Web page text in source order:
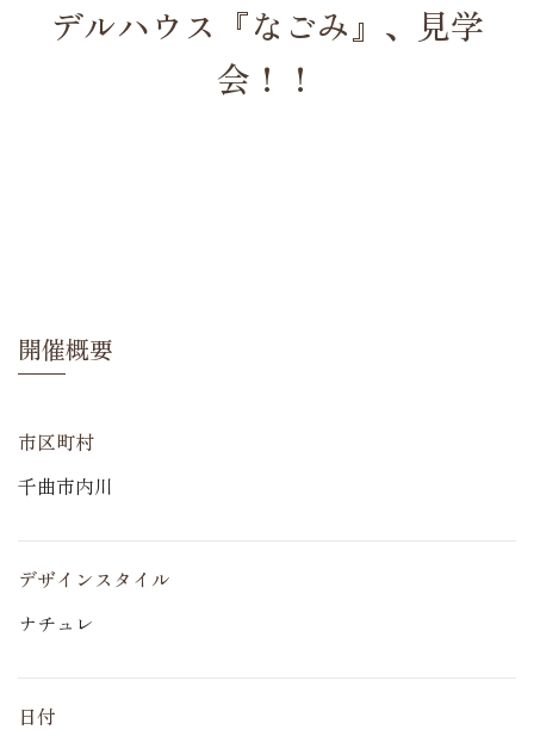
デルハウス『なごみ』、見学
会！！
開催概要
市区町村
千曲市内川
デザインスタイル
ナチュレ
日付